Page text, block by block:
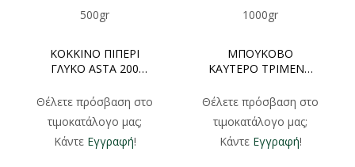
ΚΟΚΚΙΝΟ ΠΙΠΕΡΙ
ΓΛΥΚΟ ASTA 200
Θέλετε πρόσβαση στο
τιμοκατάλογο μας;
Κάντε Εγγραφή!
ΜΠΟΥΚΟΒΟ
ΚΑΥΤΕΡΟ ΤΡΙΜΕΝΟ
Θέλετε πρόσβαση στο
τιμοκατάλογο μας;
Κάντε Εγγραφή!